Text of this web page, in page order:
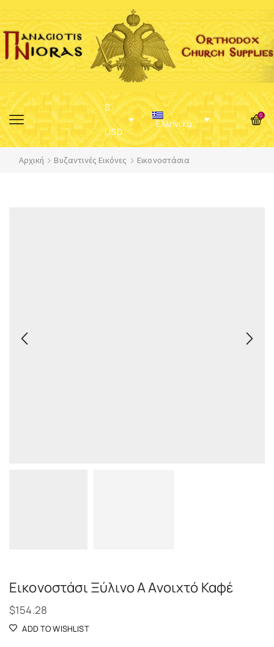
$
USD
Ελληνικά
0
Αρχική Βυζαντινές Εικόνες Εικονοστάσια
Εικονοστάσι Ξύλινο Α Ανοιχτό Καφέ
$154.28
ADD TO WISHLIST